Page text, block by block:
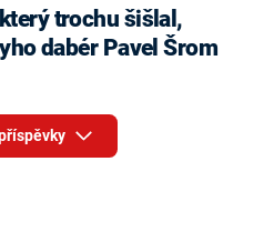
dabér Pavel Šrom